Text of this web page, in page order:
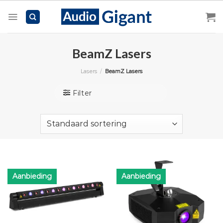
BeamZ Lasers
Lasers / BeamZ Lasers
Filter
Aanbieding Aanbieding